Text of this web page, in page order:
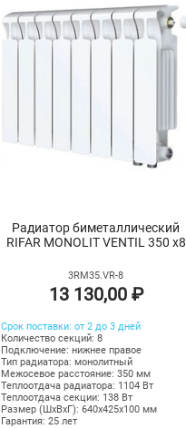
Радиатор биметаллический
RIFAR MONOLIT VENTIL 350 х8
3RM35.VR-8
13 130,00 ₽
Срок поставки: от 2 до 3 дней
Количество секций: 8
Подключение: нижнее правое
Тип радиатора: монолитный
Межосевое расстояние: 350 мм
Теплоотдача радиатора: 1104 Вт
Теплоотдача секции: 138 Вт
Размер (ШхВхГ): 640х425х100 мм
Гарантия: 25 лет